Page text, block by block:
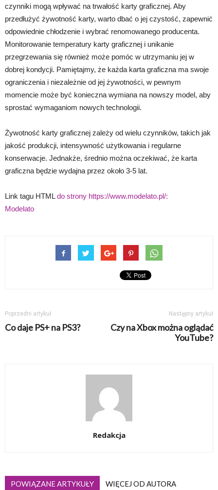
czynniki mogą wpływać na trwałość karty graficznej. Aby
przedłużyć żywotność karty, warto dbać o jej czystość, zapewnić
odpowiednie chłodzenie i wybrać renomowanego producenta.
Monitorowanie temperatury karty graficznej i unikanie
przegrzewania się również może pomóc w utrzymaniu jej w
dobrej kondycji. Pamiętajmy, że każda karta graficzna ma swoje
ograniczenia i niezależnie od jej żywotności, w pewnym
momencie może być konieczna wymiana na nowszy model, aby
sprostać wymaganiom nowych technologii.
Żywotność karty graficznej zależy od wielu czynników, takich jak
jakość produkcji, intensywność użytkowania i regularne
konserwacje. Jednakże, średnio można oczekiwać, że karta
graficzna będzie wydajna przez około 3-5 lat.
Link tagu HTMLdo strony https://www.modelato.pl/:
Modelato
Poprzedni artykuł
Co daje PS+ na PS3?
Następny artykuł
Czy na Xbox można oglądać
YouTube?
Redakcja
POWIĄZANE ARTYKUŁY WIĘCEJ OD AUTORA